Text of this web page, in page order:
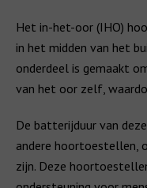
Het in-het-oor (IHO)
in het midden van het
onderdeel is gemaakt
van het oor zelf,
De batterijduur van
andere hoortoestellen,
zijn. Deze